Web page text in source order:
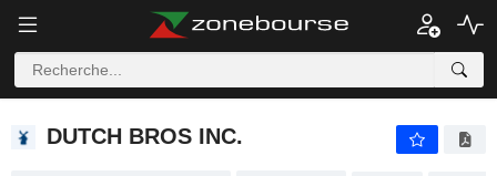
DUTCH BROS INC.
DUTCH BROS INC.